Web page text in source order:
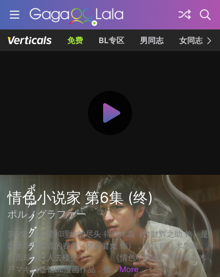
免费 BL专区 男同志 女同志
情色小说家 第6集 (终)
ポルノグラファー
第6集 在欲望和理性的尽头 得知木岛（竹财辉之助 饰）是
因脆弱而撒谎的春彦（猪冢健太 饰），急忙前往木岛家，
然而却早已人去楼空・・・。 《情色小说家》系列是丸木
戸マキ的畅销BL漫画作品，描... More